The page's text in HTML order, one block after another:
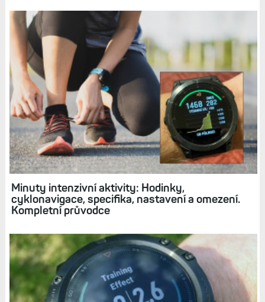
Minuty intenzivní aktivity: Hodinky,
cyklonavigace, specifika, nastavení a omezení.
Kompletní průvodce